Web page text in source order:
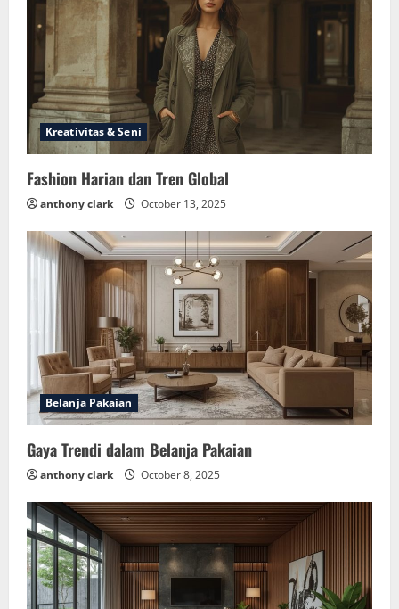
Kreativitas & Seni
Fashion Harian dan Tren Global
anthony clark October 13, 2025
Belanja Pakaian
Gaya Trendi dalam Belanja Pakaian
anthony clark October 8, 2025